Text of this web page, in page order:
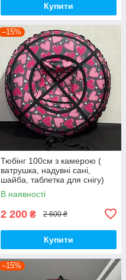
Купити
–15%
Тюбінг 100см з камерою (
ватрушка, надувні сані,
шайба, таблетка для снігу)
В наявності
2 200 ₴ 2 600 ₴
Купити
–15%